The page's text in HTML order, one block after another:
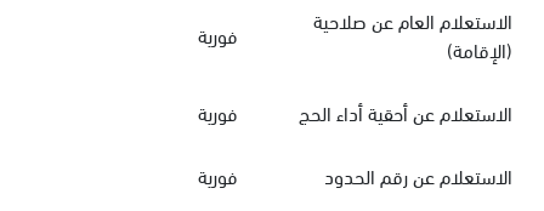
الاستعلام العام عن صلاحية
(الإقامة)
فورية
الاستعلام عن أحقية أداء الحج
فورية
الاستعلام عن رقم الحدود
فورية